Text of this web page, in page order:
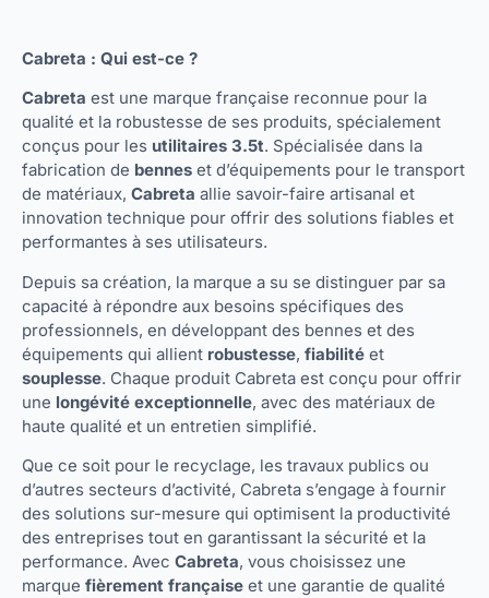
Cabreta : Qui est-ce ?
Cabreta est une marque française reconnue pour la
qualité et la robustesse de ses produits, spécialement
conçus pour les utilitaires 3.5t. Spécialisée dans la
fabrication de bennes et d’équipements pour le transport
de matériaux, Cabreta allie savoir-faire artisanal et
innovation technique pour offrir des solutions fiables et
performantes à ses utilisateurs.
Depuis sa création, la marque a su se distinguer par sa
capacité à répondre aux besoins spécifiques des
professionnels, en développant des bennes et des
équipements qui allient robustesse, fiabilité et
souplesse. Chaque produit Cabreta est conçu pour offrir
une longévité exceptionnelle, avec des matériaux de
haute qualité et un entretien simplifié.
Que ce soit pour le recyclage, les travaux publics ou
d’autres secteurs d’activité, Cabreta s’engage à fournir
des solutions sur-mesure qui optimisent la productivité
des entreprises tout en garantissant la sécurité et la
performance. Avec Cabreta, vous choisissez une
marque fièrement française et une garantie de qualité